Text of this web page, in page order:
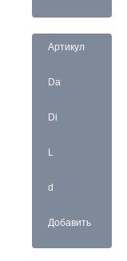
Артикул
Da
Di
L
d
Добавить